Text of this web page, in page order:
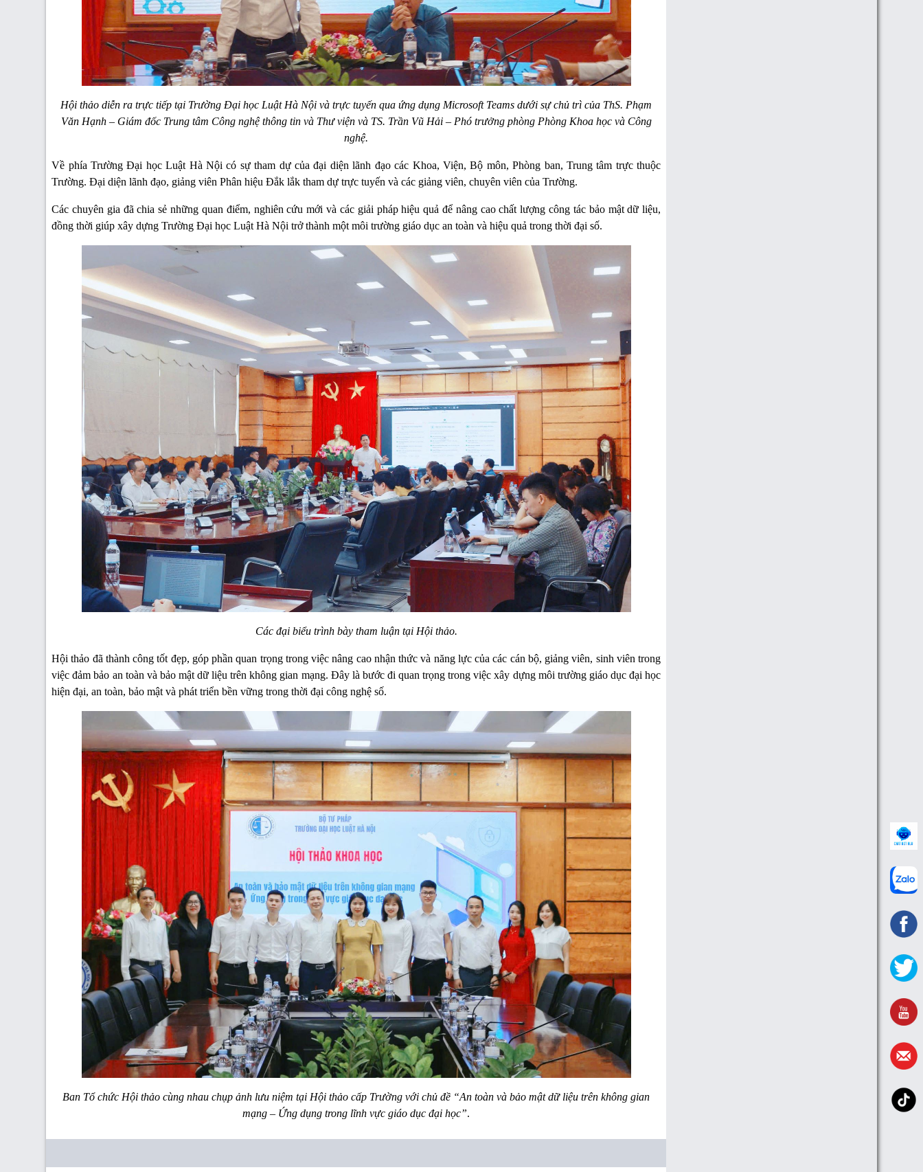
Hội thảo diễn ra trực tiếp tại Trường Đại học Luật Hà Nội và trực tuyến qua ứng dụng Microsoft Teams dưới sự chủ trì của ThS. Phạm
Văn Hạnh – Giám đốc Trung tâm Công nghệ thông tin và Thư viện và TS. Trần Vũ Hải – Phó trưởng phòng Phòng Khoa học và Công
nghệ.
Về phía Trường Đại học Luật Hà Nội có sự tham dự của đại diện lãnh đạo các Khoa, Viện, Bộ môn, Phòng ban, Trung tâm trực thuộc
Trường. Đại diện lãnh đạo, giảng viên Phân hiệu Đắk lắk tham dự trực tuyến và các giảng viên, chuyên viên của Trường.
Các chuyên gia đã chia sẻ những quan điểm, nghiên cứu mới và các giải pháp hiệu quả để nâng cao chất lượng công tác bảo mật dữ liệu,
đồng thời giúp xây dựng Trường Đại học Luật Hà Nội trở thành một môi trường giáo dục an toàn và hiệu quả trong thời đại số.
Các đại biểu trình bày tham luận tại Hội thảo.
Hội thảo đã thành công tốt đẹp, góp phần quan trọng trong việc nâng cao nhận thức và năng lực của các cán bộ, giảng viên, sinh viên trong
việc đảm bảo an toàn và bảo mật dữ liệu trên không gian mạng. Đây là bước đi quan trọng trong việc xây dựng môi trường giáo dục đại học
hiện đại, an toàn, bảo mật và phát triển bền vững trong thời đại công nghệ số.
Ban Tổ chức Hội thảo cùng nhau chụp ảnh lưu niệm tại Hội thảo cấp Trường với chủ đề “An toàn và bảo mật dữ liệu trên không gian
mạng – Ứng dụng trong lĩnh vực giáo dục đại học”.